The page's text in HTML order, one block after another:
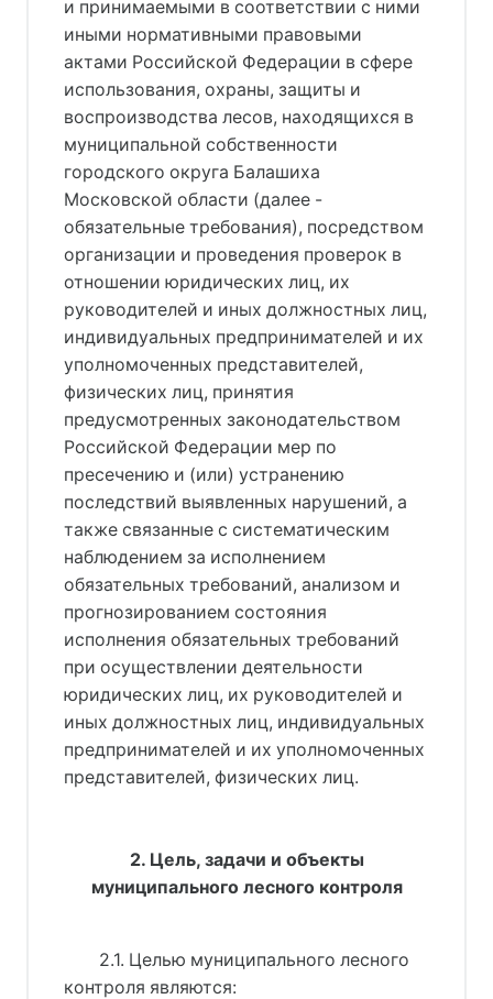
и принимаемыми в соответствии с ними
иными нормативными правовыми
актами Российской Федерации в сфере
использования, охраны, защиты и
воспроизводства лесов, находящихся в
муниципальной собственности
городского округа Балашиха
Московской области (далее -
обязательные требования), посредством
организации и проведения проверок в
отношении юридических лиц, их
руководителей и иных должностных лиц,
индивидуальных предпринимателей и их
уполномоченных представителей,
физических лиц, принятия
предусмотренных законодательством
Российской Федерации мер по
пресечению и (или) устранению
последствий выявленных нарушений, а
также связанные с систематическим
наблюдением за исполнением
обязательных требований, анализом и
прогнозированием состояния
исполнения обязательных требований
при осуществлении деятельности
юридических лиц, их руководителей и
иных должностных лиц, индивидуальных
предпринимателей и их уполномоченных
представителей, физических лиц.
2. Цель, задачи и объекты
муниципального лесного контроля
2.1. Целью муниципального лесного
контроля являются: